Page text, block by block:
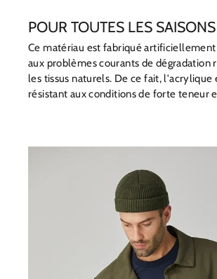
POUR TOUTES LES SAISONS
Ce matériau est fabriqué
aux problèmes courants de dégradation
les tissus naturels. De ce fait, l'acrylique
résistant aux conditions de forte teneur